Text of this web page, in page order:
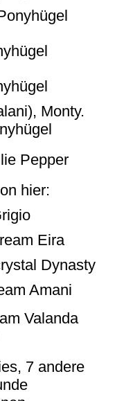
Monty.
Pepper
hier:
Eira
Dynasty
Amani
Valanda
7 andere